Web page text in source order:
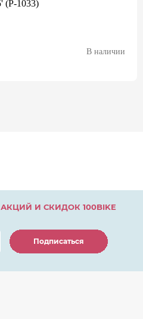
(P-1033)
В наличии
И СКИДОК 100BIKE
Подписаться
Подписаться
Подписаться